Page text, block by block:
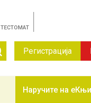
TЕСТОМАТ
Регистрација
Наручите на